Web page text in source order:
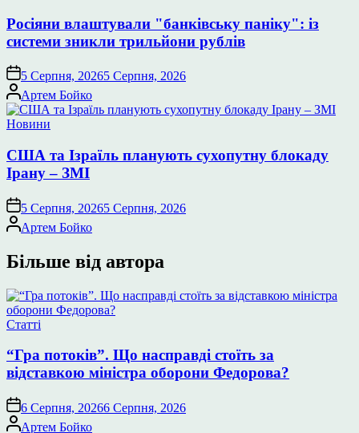
Росіяни влаштували "банківську паніку": із
системи зникли трильйони рублів
5 Серпня, 20265 Серпня, 2026
Опубліковано
Артем Бойко
Опублікувати
Новини
США та Ізраїль планують сухопутну блокаду
Ірану – ЗМІ
5 Серпня, 20265 Серпня, 2026
Опубліковано
Артем Бойко
Більше від автора
Опублікувати
Статті
“Гра потоків”. Що насправді стоїть за
відставкою міністра оборони Федорова?
6 Серпня, 20266 Серпня, 2026
Опубліковано
Артем Бойко